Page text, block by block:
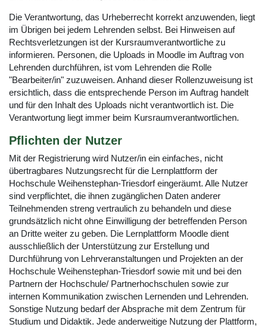
Die Verantwortung, das Urheberrecht korrekt anzuwenden, liegt
im Übrigen bei jedem Lehrenden selbst. Bei Hinweisen auf
Rechtsverletzungen ist der Kursraumverantwortliche zu
informieren. Personen, die Uploads in Moodle im Auftrag von
Lehrenden durchführen, ist vom Lehrenden die Rolle
"Bearbeiter/in" zuzuweisen. Anhand dieser Rollenzuweisung ist
ersichtlich, dass die entsprechende Person im Auftrag handelt
und für den Inhalt des Uploads nicht verantwortlich ist. Die
Verantwortung liegt immer beim Kursraumverantwortlichen.
Pflichten der Nutzer
Mit der Registrierung wird Nutzer/in ein einfaches, nicht
übertragbares Nutzungsrecht für die Lernplattform der
Hochschule Weihenstephan-Triesdorf eingeräumt. Alle Nutzer
sind verpflichtet, die ihnen zugänglichen Daten anderer
Teilnehmenden streng vertraulich zu behandeln und diese
grundsätzlich nicht ohne Einwilligung der betreffenden Person
an Dritte weiter zu geben. Die Lernplattform Moodle dient
ausschließlich der Unterstützung zur Erstellung und
Durchführung von Lehrveranstaltungen und Projekten an der
Hochschule Weihenstephan-Triesdorf sowie mit und bei den
Partnern der Hochschule/ Partnerhochschulen sowie zur
internen Kommunikation zwischen Lernenden und Lehrenden.
Sonstige Nutzung bedarf der Absprache mit dem Zentrum für
Studium und Didaktik. Jede anderweitige Nutzung der Plattform,